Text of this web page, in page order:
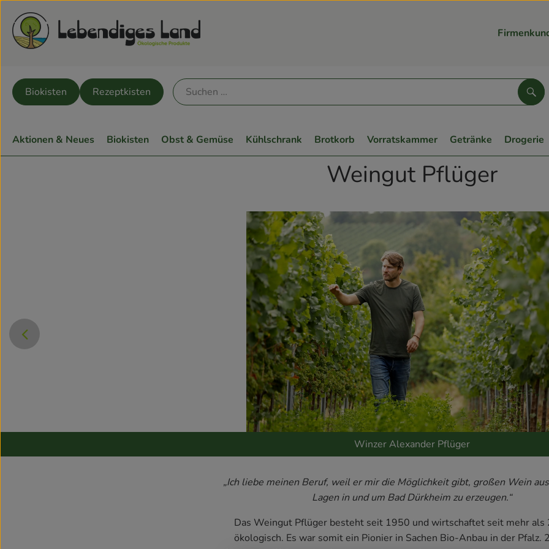
Biokisten Rezeptkisten
Aktionen & Neues Biokisten Obst & Gemüse Kühlschrank Brotkorb Vorratskammer Getränke Drogerie
Weingut Pflüger
Winzer Alexander Pflüger
„Ich liebe meinen Beruf, weil er mir die Möglichkeit gibt, großen Wein
Lagen in und um Bad Dürkheim zu erzeugen.“
Das Weingut Pflüger besteht seit 1950 und wirtschaftet seit mehr als
ökologisch. Es war somit ein Pionier in Sachen Bio-Anbau in der Pfalz.